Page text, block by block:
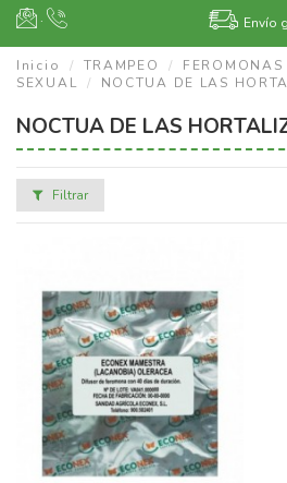
· Envío
Inicio TRAMPEO
SEXUAL
NOCTUA DE LAS
NOCTUA DE LAS
Filtrar